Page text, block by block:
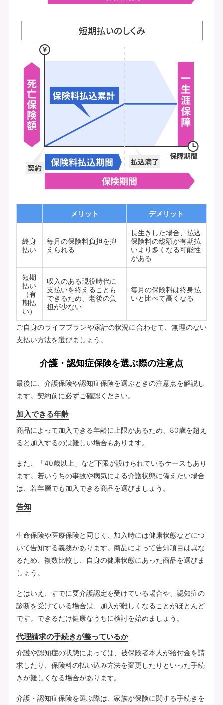
メリット デメリット
終身
払い
毎月の保険料負担を抑
えられる
長生きした場合、払込
保険料の総額が有期払
いより多くなる可能性
がある
短期
払い
（有
期払
い）
収入のある現役時代に
支払いを終えることも
できるため、老後の負
担が少ない
毎月の保険料は終身払
いと比べて高くなる
ご自身のライフプランや家計の状況に合わせて、無理のない
支払い方法を選びましょう。
介護・認知症保険を選ぶ際の注意点
最後に、介護保険や認知症保険を選ぶときの注意点を解説し
ます。契約前に必ずご確認ください。
加入できる年齢
商品によって加入できる年齢に上限があるため、80歳を超え
ると加入するのは難しい場合もあります。
また、「40歳以上」など下限が設けられているケースもあり
ます。若いうちの事故や病気による介護状態に備えたい場合
は、若年層でも加入できる商品を選びましょう。
告知
生命保険や医療保険と同じく、加入時には健康状態などにつ
いて告知する義務があります。商品によって告知項目は異な
るため、複数比較し、自身の健康状態にあった商品を選びま
しょう。
とはいえ、すでに要介護認定を受けている場合や、認知症の
診断を受けている場合は、加入が難しくなることがほとんど
です。できるだけ健康なうちに検討を始めましょう。
代理請求の手続きが整っているか
介護や認知症の状態によっては、被保険者本人が給付金を請
求したり、保険料の払い込み方法を変更したりといった手続
きが難しくなる場合があります。
介護・認知症保険を選ぶ際は、家族が保険に関する手続きを